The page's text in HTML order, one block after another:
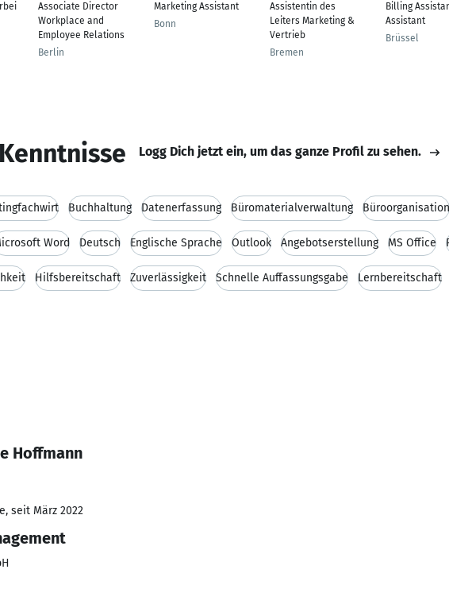
Associate Director
Workplace and
Employee Relations
Berlin
Marketing Assistant
Bonn
Assistentin des
Leiters Marketing &
Vertrieb
Bremen
Billing
Assistant
Brüssel
Logg Dich jetzt ein, um das ganze Profil zu sehen.
Buchhaltung Datenerfassung Büromaterialverwaltung Büroorganisation
Word Deutsch Englische Sprache Outlook Angebotserstellung MS Office
Hilfsbereitschaft Zuverlässigkeit Schnelle Auffassungsgabe Lernbereitschaft
Hoffmann
seit März 2022